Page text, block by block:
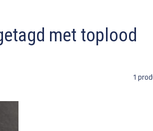
met toplood
1